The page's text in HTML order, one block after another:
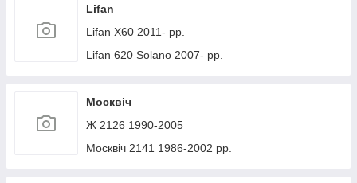
Jaguar XJ 2010-хв.
Lifan
Lifan X60 2011- рр.
Lifan 620 Solano 2007- рр.
Москвіч
Ж 2126 1990-2005
Москвіч 2141 1986-2002 рр.